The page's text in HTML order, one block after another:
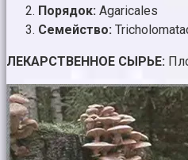
Порядок: Agaricales
Семейство:
ЛЕКАРСТВЕННОЕ СЫРЬЕ: